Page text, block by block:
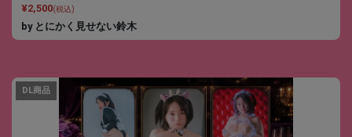
¥2,500(税込)
by とにかく見せない鈴木
DL商品